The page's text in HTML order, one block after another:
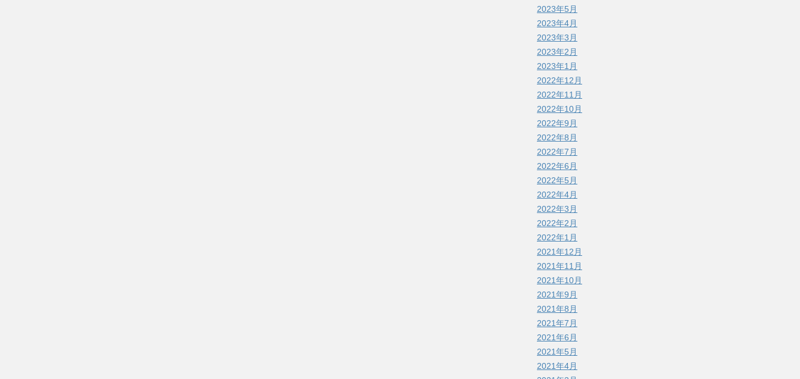
2023年5月
2023年4月
2023年3月
2023年2月
2023年1月
2022年12月
2022年11月
2022年10月
2022年9月
2022年8月
2022年7月
2022年6月
2022年5月
2022年4月
2022年3月
2022年2月
2022年1月
2021年12月
2021年11月
2021年10月
2021年9月
2021年8月
2021年7月
2021年6月
2021年5月
2021年4月